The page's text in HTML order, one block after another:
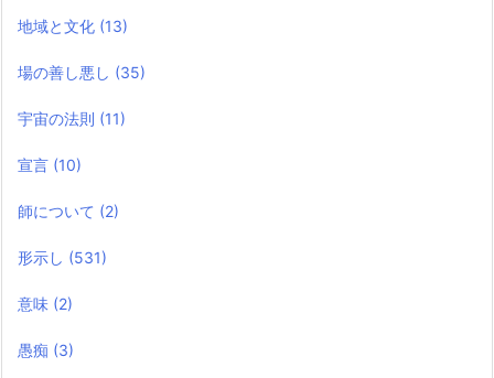
地域と文化 (13)
場の善し悪し (35)
宇宙の法則 (11)
宣言 (10)
師について (2)
形示し (531)
意味 (2)
愚痴 (3)